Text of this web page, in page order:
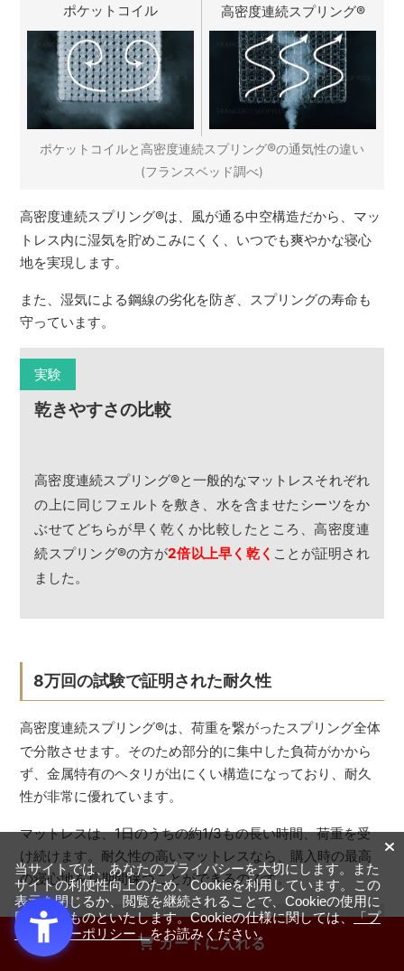
カートに入れる
ポケットコイル 高密度連続スプリング®
ポケットコイルと高密度連続スプリング®の通気性の違い
(フランスベッド調べ)
高密度連続スプリング®は、風が通る中空構造だから、マッ
トレス内に湿気を貯めこみにくく、いつでも爽やかな寝心
地を実現します。
また、湿気による鋼線の劣化を防ぎ、スプリングの寿命も
守っています。
実験
乾きやすさの比較
高密度連続スプリング®と一般的なマットレスそれぞれ
の上に同じフェルトを敷き、水を含ませたシーツをか
ぶせてどちらが早く乾くか比較したところ、高密度連
続スプリング®の方が2倍以上早く乾く ことが証明され
ました。
8万回の試験で証明された耐久性
高密度連続スプリング®は、荷重を繋がったスプリング全体
で分散させます。そのため部分的に集中した負荷がかから
ず、金属特有のヘタリが出にくい構造になっており、耐久
性が非常に優れています。
マットレスは、1日のうちの約1/3もの長い時間、荷重を受
け続けます。耐久性の高いマットレスなら、購入時の最高
の寝心地を長期間保つことができるのです。
実験
8万回の耐久性試験
当サイトでは、あなたのプライバシーを大切にします。また
サイトの利便性向上のため、Cookieを利用しています。この
表示を閉じるか、閲覧を継続されることで、Cookieの使用に
同意するものといたします。Cookieの仕様に関しては、「プ
ライバシーポリシー」をお読みください。